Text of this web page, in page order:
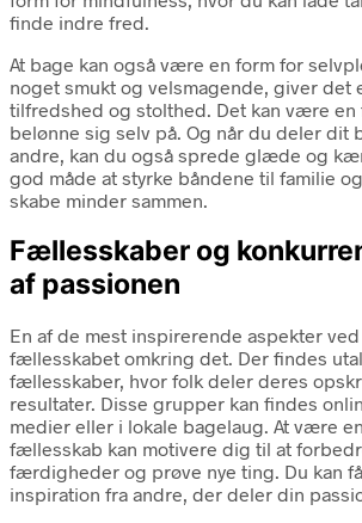
finde indre fred.
At bage kan også være en form for
noget smukt og velsmagende, giver det
tilfredshed og stolthed. Det kan være en
belønne sig selv på. Og når du deler dit
andre, kan du også sprede glæde og
god måde at styrke båndene til familie
skabe minder sammen.
Fællesskaber og
af passionen
En af de mest inspirerende aspekter
fællesskabet omkring det. Der findes
fællesskaber, hvor folk deler deres
resultater. Disse grupper kan findes
medier eller i lokale bagelaug. At være
fællesskab kan motivere dig til at
færdigheder og prøve nye ting. Du kan
inspiration fra andre, der deler din